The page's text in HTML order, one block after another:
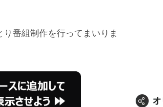
番組制作を行ってまいりま